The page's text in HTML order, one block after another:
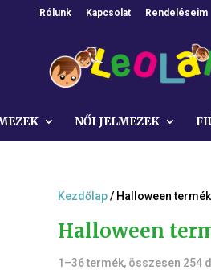
Rólunk Kapcsolat Rendeléseim
NŐI JELMEZEK
Kezdőlap/ Halloween
Halloween
1–36 termék, összesen 254